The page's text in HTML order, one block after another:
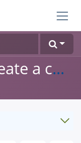
Test 01 - how to create a course